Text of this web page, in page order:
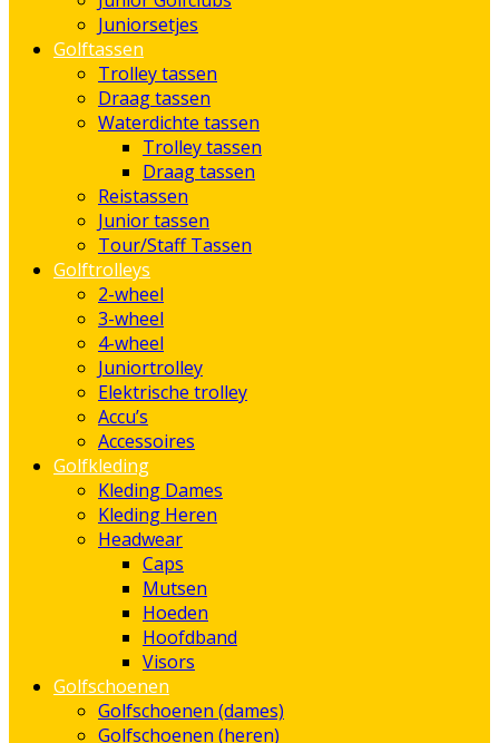
Juniorsetjes
Golftassen
Trolley tassen
Draag tassen
Waterdichte tassen
Trolley tassen
Draag tassen
Reistassen
Junior tassen
Tour/Staff Tassen
Golftrolleys
2-wheel
3-wheel
4-wheel
Juniortrolley
Elektrische trolley
Accu’s
Accessoires
Golfkleding
Kleding Dames
Kleding Heren
Headwear
Caps
Mutsen
Hoeden
Hoofdband
Visors
Golfschoenen
Golfschoenen (dames)
Golfschoenen (heren)